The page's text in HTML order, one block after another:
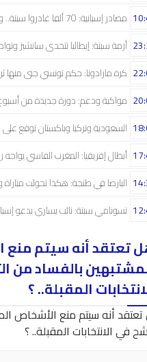
مصادر إسبانية: 70 ألفا غادروا سبتة.. وسيتم نقل قاصرين للبر الرئيسي
أزمة سبتة: إيطاليا تتحدى سانشيز
كرة مارادونا: حكم تونسي جنى منها
مواكبة ودعم: دورة جديدة من أسبوع
السعودية وتركيا وباكستان توقع
أبطال إفريقيا: المغرب الفاسي يواجه
البارصا في طنجة: هكذا تحولت
تسونامي سبتة: نائب يساري يدعو
تعتقد أنه سيتم منع
بالفساد من
المقبلة.. ؟
أنه سيتم منع الأشخاص
في الانتخابات المقبلة.. ؟